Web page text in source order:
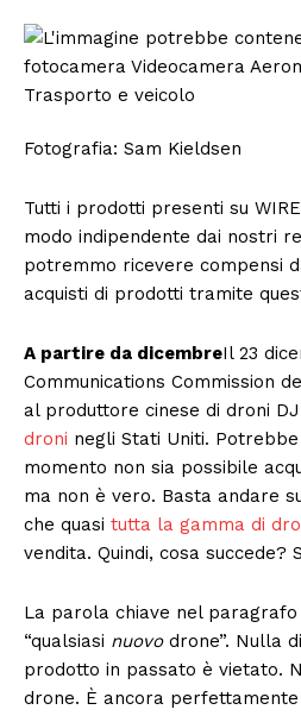
Fotografia: Sam Kieldsen
Tutti i prodotti presenti su
modo indipendente dai nostri
potremmo ricevere compensi
acquisti di prodotti tramite
A partire da dicembreIl 23
Communications Commission
al produttore cinese di droni
droni negli Stati Uniti.
momento non sia possibile
ma non è vero. Basta andare
che quasi tutta la gamma di
vendita. Quindi, cosa succede?
La parola chiave nel
“qualsiasi nuovodrone”. Nulla
prodotto in passato è vietato.
drone. È ancora